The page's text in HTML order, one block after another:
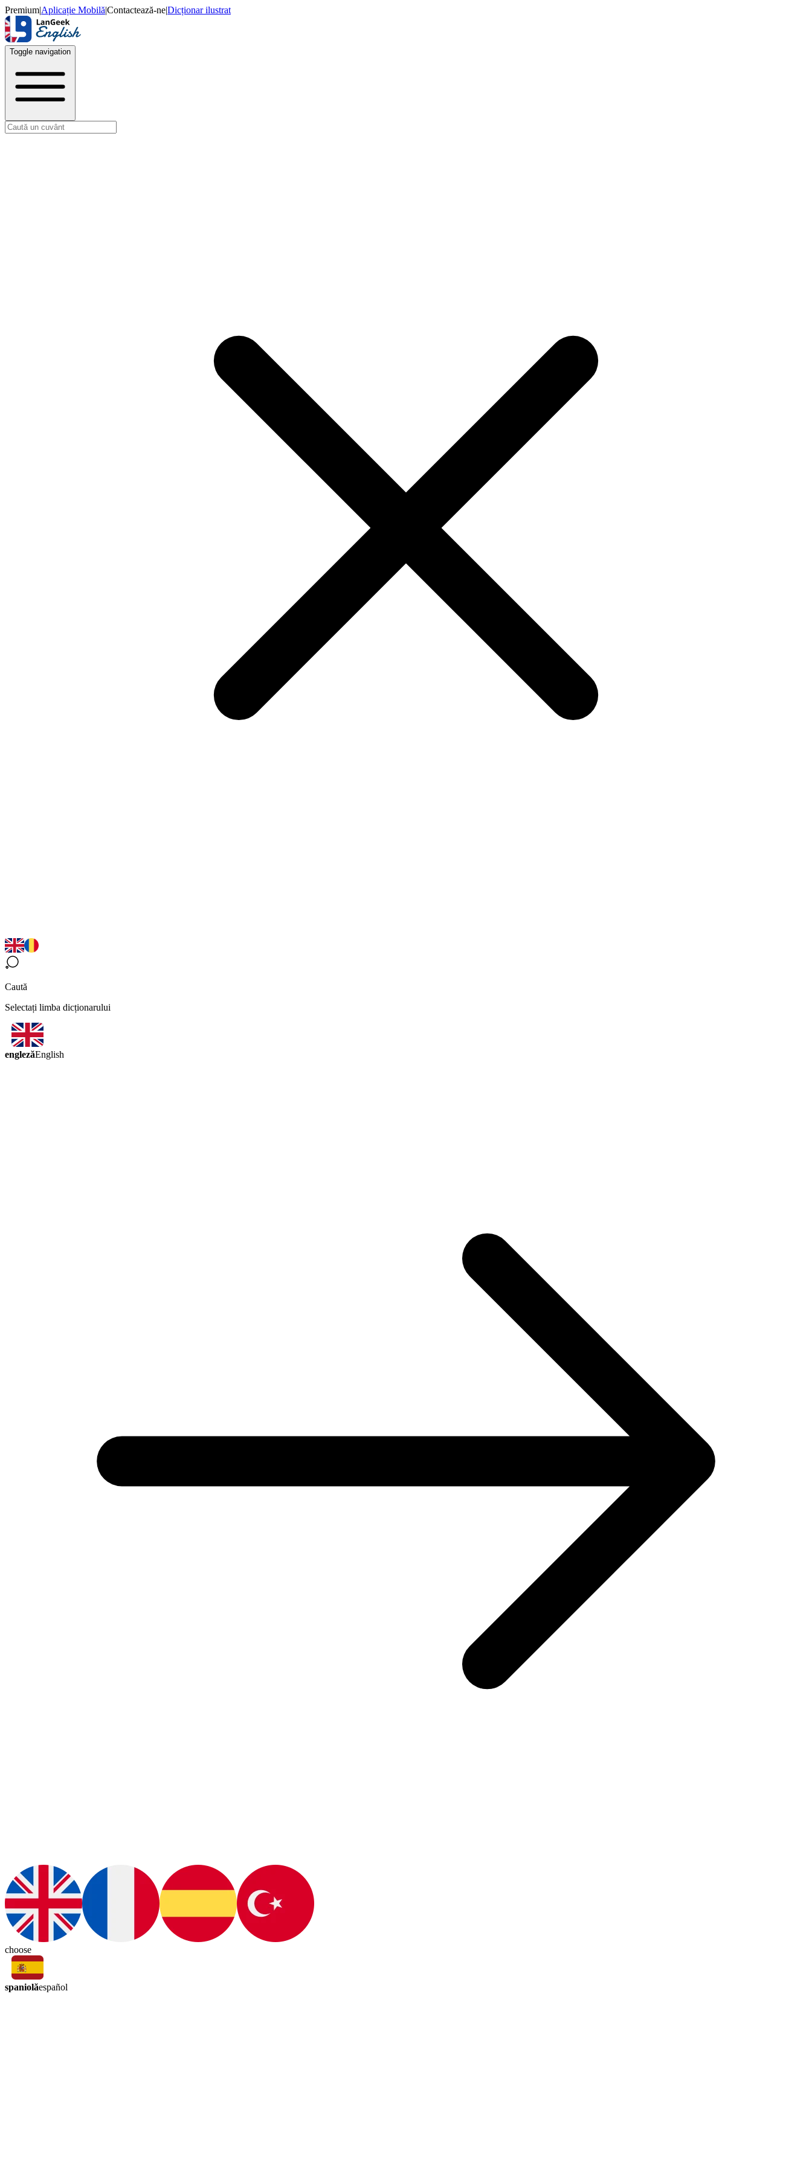
Premium|Aplicație Mobilă|Contactează-ne|Dicționar ilustrat
Toggle navigation
Caută
Selectați limba dicționarului
englezăEnglish
choose
spaniolăespañol